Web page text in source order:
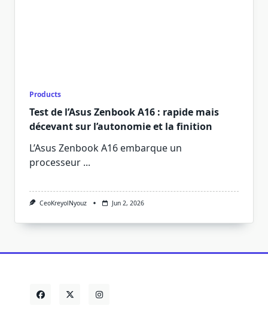
Products
Test de l’Asus Zenbook A16 : rapide mais
décevant sur l’autonomie et la finition
L’Asus Zenbook A16 embarque un
processeur ...
CeoKreyolNyouz Jun 2, 2026